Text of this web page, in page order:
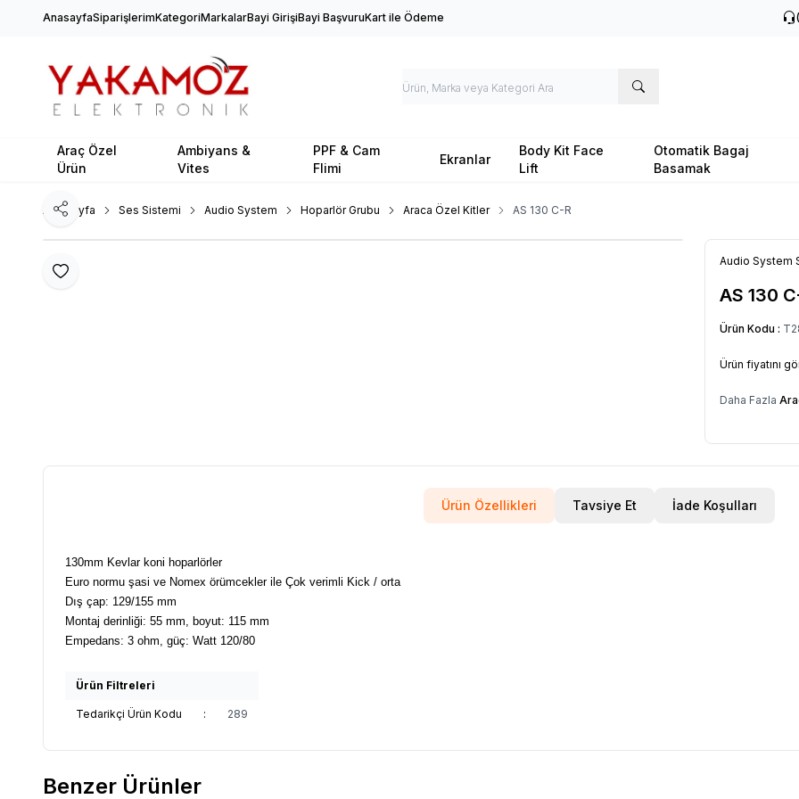
AnasayfaSiparişlerimKategoriMarkalarBayi GirişiBayi BaşvuruKart ile Ödeme
Araç Özel
Ürün
Ambiyans &
Vites
PPF & Cam
Flimi
Ekranlar
Body Kit Face
Lift
Otomatik Bagaj
Basamak
Ana Sayfa Ses Sistemi Audio System Hoparlör Grubu Araca Özel Kitler AS 130 C-R
Favoriye Ekle
Paylaş
Audio System
AS 130
Ürün Kodu :
Ürün fiyatını
Daha Fazla
Ürün Özellikleri Tavsiye Et İade Koşulları
130mm Kevlar koni hoparlörler
Euro normu şasi ve Nomex örümcekler ile Çok verimli Kick / orta
Dış çap: 129/155 mm
Montaj derinliği: 55 mm, boyut: 115 mm
Empedans: 3 ohm, güç: Watt 120/80
Ürün Filtreleri
Tedarikçi Ürün Kodu : 289
Benzer Ürünler